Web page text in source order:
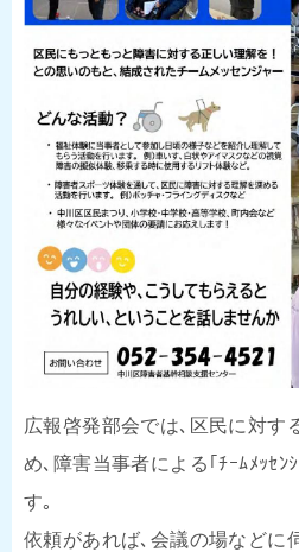
広報啓発部会では､区民に対す
め､障害当事者による｢ﾁｰﾑﾒｯｾﾝ
す｡
依頼があれば､会議の場などに